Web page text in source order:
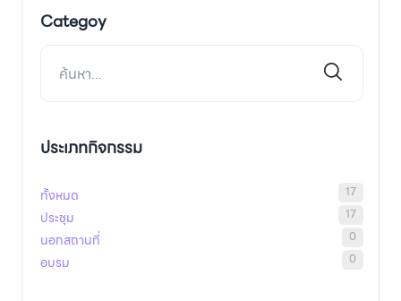
Categoy
ประเภทกิจกรรม
ทั้งหมด 17
ประชุม 17
นอกสถานที่ 0
อบรม 0